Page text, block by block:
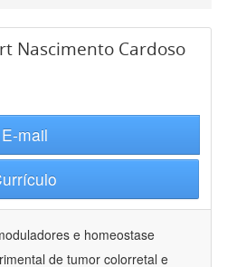
Nascimento Cardoso
E-mail
e homeostase
de tumor colorretal e